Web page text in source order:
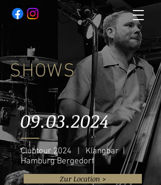
SHOWS
09.03.2024
Clubtour 2024 | Klangbar |
Hamburg Bergedorf
Zur Location >